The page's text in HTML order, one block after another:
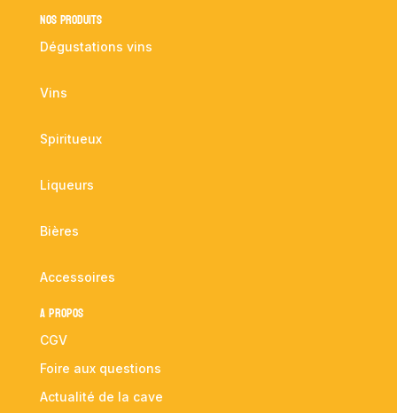
NOS PRODUITS
Dégustations vins
Vins
Spiritueux
Liqueurs
Bières
Accessoires
A propos
CGV
Foire aux questions
Actualité de la cave